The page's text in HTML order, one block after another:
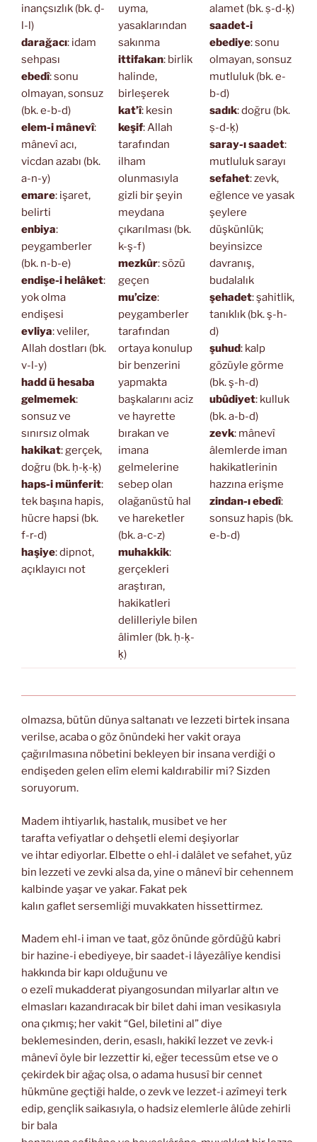
inançsızlık (bk. ḍ-
l-l)
darağacı: idam
sehpası
ebedî: sonu
olmayan, sonsuz
(bk. e-b-d)
elem-i mânevî:
mânevî acı,
vicdan azabı (bk.
a-n-y)
emare: işaret,
belirti
enbiya:
peygamberler
(bk. n-b-e)
endişe-i helâket:
yok olma
endişesi
evliya: veliler,
Allah dostları (bk.
v-l-y)
hadd ü hesaba
gelmemek:
sonsuz ve
sınırsız olmak
hakikat: gerçek,
doğru (bk. ḥ-ḳ-ḳ)
haps-i münferit:
tek başına hapis,
hücre hapsi (bk.
f-r-d)
haşiye: dipnot,
açıklayıcı not
uyma,
yasaklarından
sakınma
ittifakan: birlik
halinde,
birleşerek
kat’î: kesin
keşif: Allah
tarafından
ilham
olunmasıyla
gizli bir şeyin
meydana
çıkarılması (bk.
k-ş-f)
mezkûr: sözü
geçen
mu’cize:
peygamberler
tarafından
ortaya konulup
bir benzerini
yapmakta
başkalarını aciz
ve hayrette
bırakan ve
imana
gelmelerine
sebep olan
olağanüstü hal
ve hareketler
(bk. a-c-z)
muhakkik:
gerçekleri
araştıran,
hakikatleri
delilleriyle bilen
âlimler (bk. ḥ-ḳ-
ḳ)
alamet (bk. ṣ-d-ḳ)
saadet-i
ebediye: sonu
olmayan, sonsuz
mutluluk (bk. e-
b-d)
sadık: doğru (bk.
ṣ-d-ḳ)
saray-ı saadet:
mutluluk sarayı
sefahet: zevk,
eğlence ve yasak
şeylere
düşkünlük;
beyinsizce
davranış,
budalalık
şehadet: şahitlik,
tanıklık (bk. ş-h-
d)
şuhud: kalp
gözüyle görme
(bk. ş-h-d)
ubûdiyet: kulluk
(bk. a-b-d)
zevk: mânevî
âlemlerde iman
hakikatlerinin
hazzına erişme
zindan-ı ebedî:
sonsuz hapis (bk.
e-b-d)
olmazsa, bütün dünya saltanatı ve lezzeti birtek insana
verilse, acaba o göz önündeki her vakit oraya
çağırılmasına nöbetini bekleyen bir insana verdiği o
endişeden gelen elîm elemi kaldırabilir mi? Sizden
soruyorum.
Madem ihtiyarlık, hastalık, musibet ve her
tarafta vefiyatlar o dehşetli elemi deşiyorlar
ve ihtar ediyorlar. Elbette o ehl-i dalâlet ve sefahet, yüz
bin lezzeti ve zevki alsa da, yine o mânevî bir cehennem
kalbinde yaşar ve yakar. Fakat pek
kalın gaflet sersemliği muvakkaten hissettirmez.
Madem ehl-i iman ve taat, göz önünde gördüğü kabri
bir hazine-i ebediyeye, bir saadet-i lâyezâlîye kendisi
hakkında bir kapı olduğunu ve
o ezelî mukadderat piyangosundan milyarlar altın ve
elmasları kazandıracak bir bilet dahi iman vesikasıyla
ona çıkmış; her vakit “Gel, biletini al” diye
beklemesinden, derin, esaslı, hakikî lezzet ve zevk-i
mânevî öyle bir lezzettir ki, eğer tecessüm etse ve o
çekirdek bir ağaç olsa, o adama hususî bir cennet
hükmüne geçtiği halde, o zevk ve lezzet-i azîmeyi terk
edip, gençlik saikasıyla, o hadsiz elemlerle âlûde zehirli
bir bala